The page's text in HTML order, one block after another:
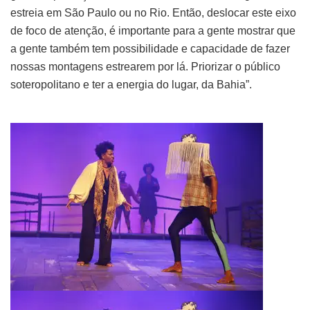
estreia em São Paulo ou no Rio. Então, deslocar este eixo
de foco de atenção, é importante para a gente mostrar que
a gente também tem possibilidade e capacidade de fazer
nossas montagens estrearem por lá. Priorizar o público
soteropolitano e ter a energia do lugar, da Bahia”.